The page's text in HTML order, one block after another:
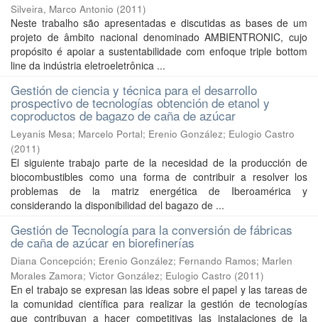
Silveira, Marco Antonio (2011)
Neste trabalho são apresentadas e discutidas as bases de um
projeto de âmbito nacional denominado AMBIENTRONIC, cujo
propósito é apoiar a sustentabilidade com enfoque triple bottom
line da indústria eletroeletrônica ...
Gestión de ciencia y técnica para el desarrollo
prospectivo de tecnologías obtención de etanol y
coproductos de bagazo de caña de azúcar
Leyanis Mesa; Marcelo Portal; Erenio González; Eulogio Castro
(2011)
El siguiente trabajo parte de la necesidad de la producción de
biocombustibles como una forma de contribuir a resolver los
problemas de la matriz energética de Iberoamérica y
considerando la disponibilidad del bagazo de ...
Gestión de Tecnología para la conversión de fábricas
de caña de azúcar en biorefinerías
Diana Concepción; Erenio González; Fernando Ramos; Marlen
Morales Zamora; Victor González; Eulogio Castro (2011)
En el trabajo se expresan las ideas sobre el papel y las tareas de
la comunidad científica para realizar la gestión de tecnologías
que contribuyan a hacer competitivas las instalaciones de la